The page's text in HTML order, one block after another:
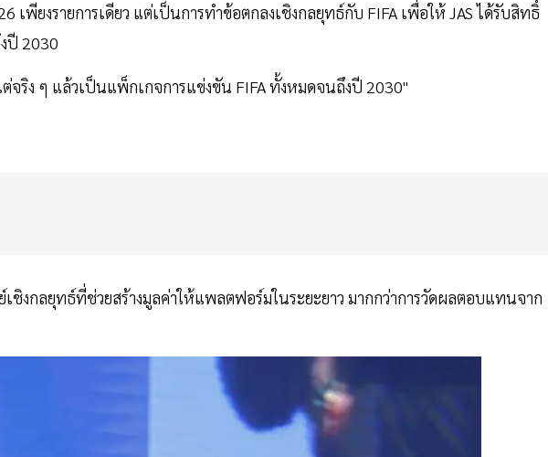
เพียงรายการเดียว แต่เป็นการทำข้อตกลงเชิงกลยุทธ์กับ FIFA เพื่อให้ JAS ได้รับสิทธิ์
ปี 2030
ริง ๆ แล้วเป็นแพ็กเกจการแข่งขัน FIFA ทั้งหมดจนถึงปี 2030"
ชิงกลยุทธ์ที่ช่วยสร้างมูลค่าให้แพลตฟอร์มในระยะยาว มากกว่าการวัดผลตอบแทนจาก